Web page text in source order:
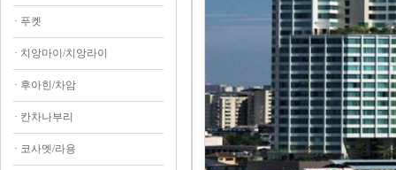
· 푸켓
· 치앙마이/치앙라이
· 후아힌/차암
· 칸차나부리
· 코사멧/라용